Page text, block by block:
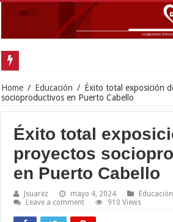
Home / Educación / Éxito total exposición
socioproductivos en Puerto Cabello
Éxito total
proyectos
en Puerto Cabello
Jsuarez mayo 4, 2024
Educación
Leave a comment
910 Views